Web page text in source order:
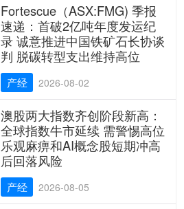
Fortescue（ASX:FMG) 季报
速递：首破2亿吨年度发运纪
录 诚意推进中国铁矿石长协谈
判 脱碳转型支出维持高位
产经 2026-08-02
澳股两大指数齐创阶段新高：
全球指数牛市延续 需警惕高位
乐观麻痹和AI概念股短期冲高
后回落风险
产经 2026-08-05